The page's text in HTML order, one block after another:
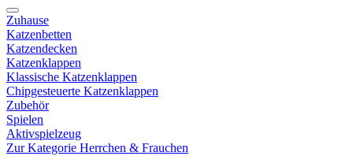
Zuhause
Katzenbetten
Katzendecken
Katzenklappen
Klassische Katzenklappen
Chipgesteuerte Katzenklappen
Zubehör
Spielen
Aktivspielzeug
Zur Kategorie Herrchen & Frauchen